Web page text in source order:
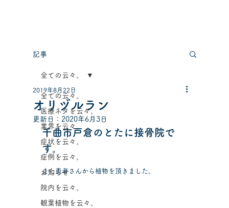
記事
全ての云々。
医療ネタを云々。
業界を云々。
症状を云々。
症例を云々。
お知らせ
院内を云々。
観葉植物を云々。
全ての云々。
オリヅルラン
2019年8月22日
更新日： 2020年6月3日
千曲市戸倉のとたに接骨院で
す。
また患者さんから植物を頂きました。